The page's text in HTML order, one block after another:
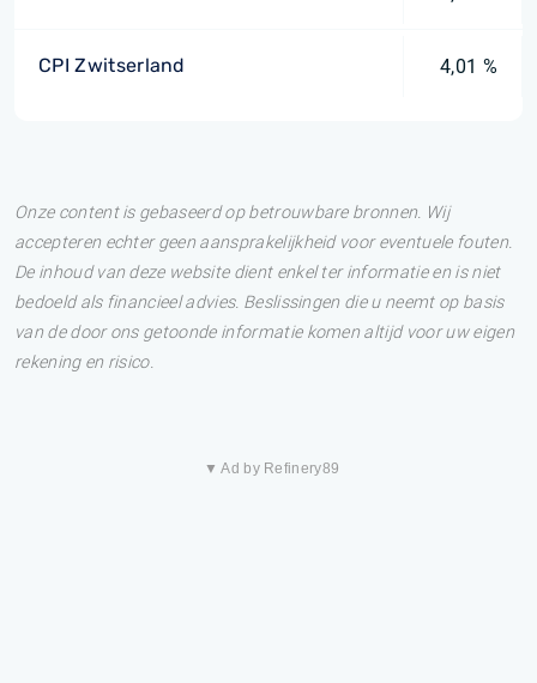
CPI Zwitserland 4,01 %
Onze content is gebaseerd op betrouwbare bronnen. Wij
accepteren echter geen aansprakelijkheid voor eventuele fouten.
De inhoud van deze website dient enkel ter informatie en is niet
bedoeld als financieel advies. Beslissingen die u neemt op basis
van de door ons getoonde informatie komen altijd voor uw eigen
rekening en risico.
▼ Ad by Refinery89